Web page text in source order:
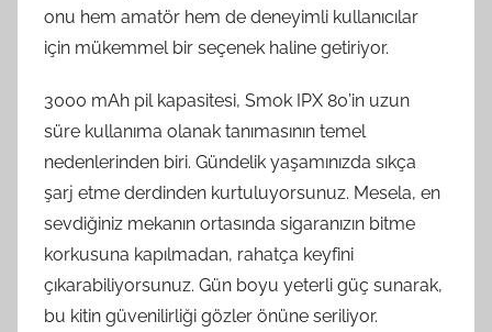
onu hem amatör hem de deneyimli kullanıcılar
için mükemmel bir seçenek haline getiriyor.
3000 mAh pil kapasitesi, Smok IPX 80’in uzun
süre kullanıma olanak tanımasının temel
nedenlerinden biri. Gündelik yaşamınızda sıkça
şarj etme derdinden kurtuluyorsunuz. Mesela, en
sevdiğiniz mekanın ortasında sigaranızın bitme
korkusuna kapılmadan, rahatça keyfini
çıkarabiliyorsunuz. Gün boyu yeterli güç sunarak,
bu kitin güvenilirliği gözler önüne seriliyor.